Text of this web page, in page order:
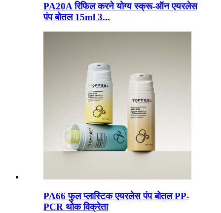
PA20A रिफिल करने योग्य स्क्रू-ऑन एयरलेस
पंप बोतल 15ml 3...
PA66 फुल प्लास्टिक एयरलेस पंप बोतल PP-
PCR थोक विक्रेता